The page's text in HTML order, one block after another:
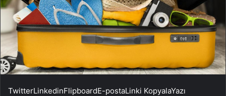
TwitterLinkedinFlipboardE-postaLinki KopyalaYazı